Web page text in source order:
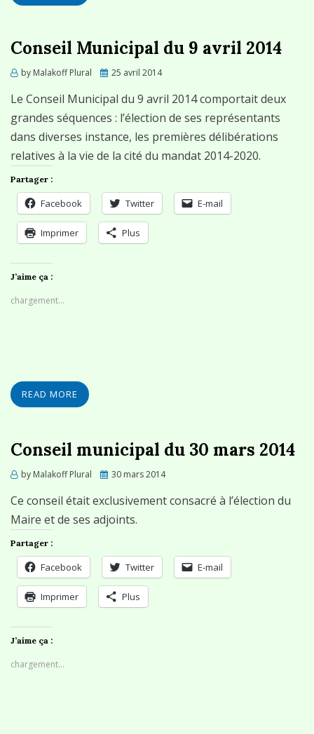
Conseil Municipal du 9 avril 2014
by Malakoff Plural
Posted
25 avril 2014
Le Conseil Municipal du 9 avril 2014 comportait deux
grandes séquences : l’élection de ses représentants
dans diverses instance, les premières délibérations
relatives à la vie de la cité du mandat 2014-2020.
Partager :
Facebook Twitter E-mail
Imprimer Plus
J’aime ça :
chargement…
READ MORE
Conseil municipal du 30 mars 2014
by Malakoff Plural
Posted
30 mars 2014
Ce conseil était exclusivement consacré à l’élection du
Maire et de ses adjoints.
Partager :
Facebook Twitter E-mail
Imprimer Plus
J’aime ça :
chargement…